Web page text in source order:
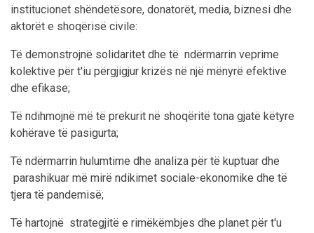
institucionet shëndetësore, donatorët, media, biznesi dhe
aktorët e shoqërisë civile:
Të demonstrojnë solidaritet dhe të ndërmarrin veprime
kolektive për t'iu përgjigjur krizës në një mënyrë efektive
dhe efikase;
Të ndihmojnë më të prekurit në shoqëritë tona gjatë këtyre
kohërave të pasigurta;
Të ndërmarrin hulumtime dhe analiza për të kuptuar dhe
parashikuar më mirë ndikimet sociale-ekonomike dhe të
tjera të pandemisë;
Të hartojnë strategjitë e rimëkëmbjes dhe planet për t'u